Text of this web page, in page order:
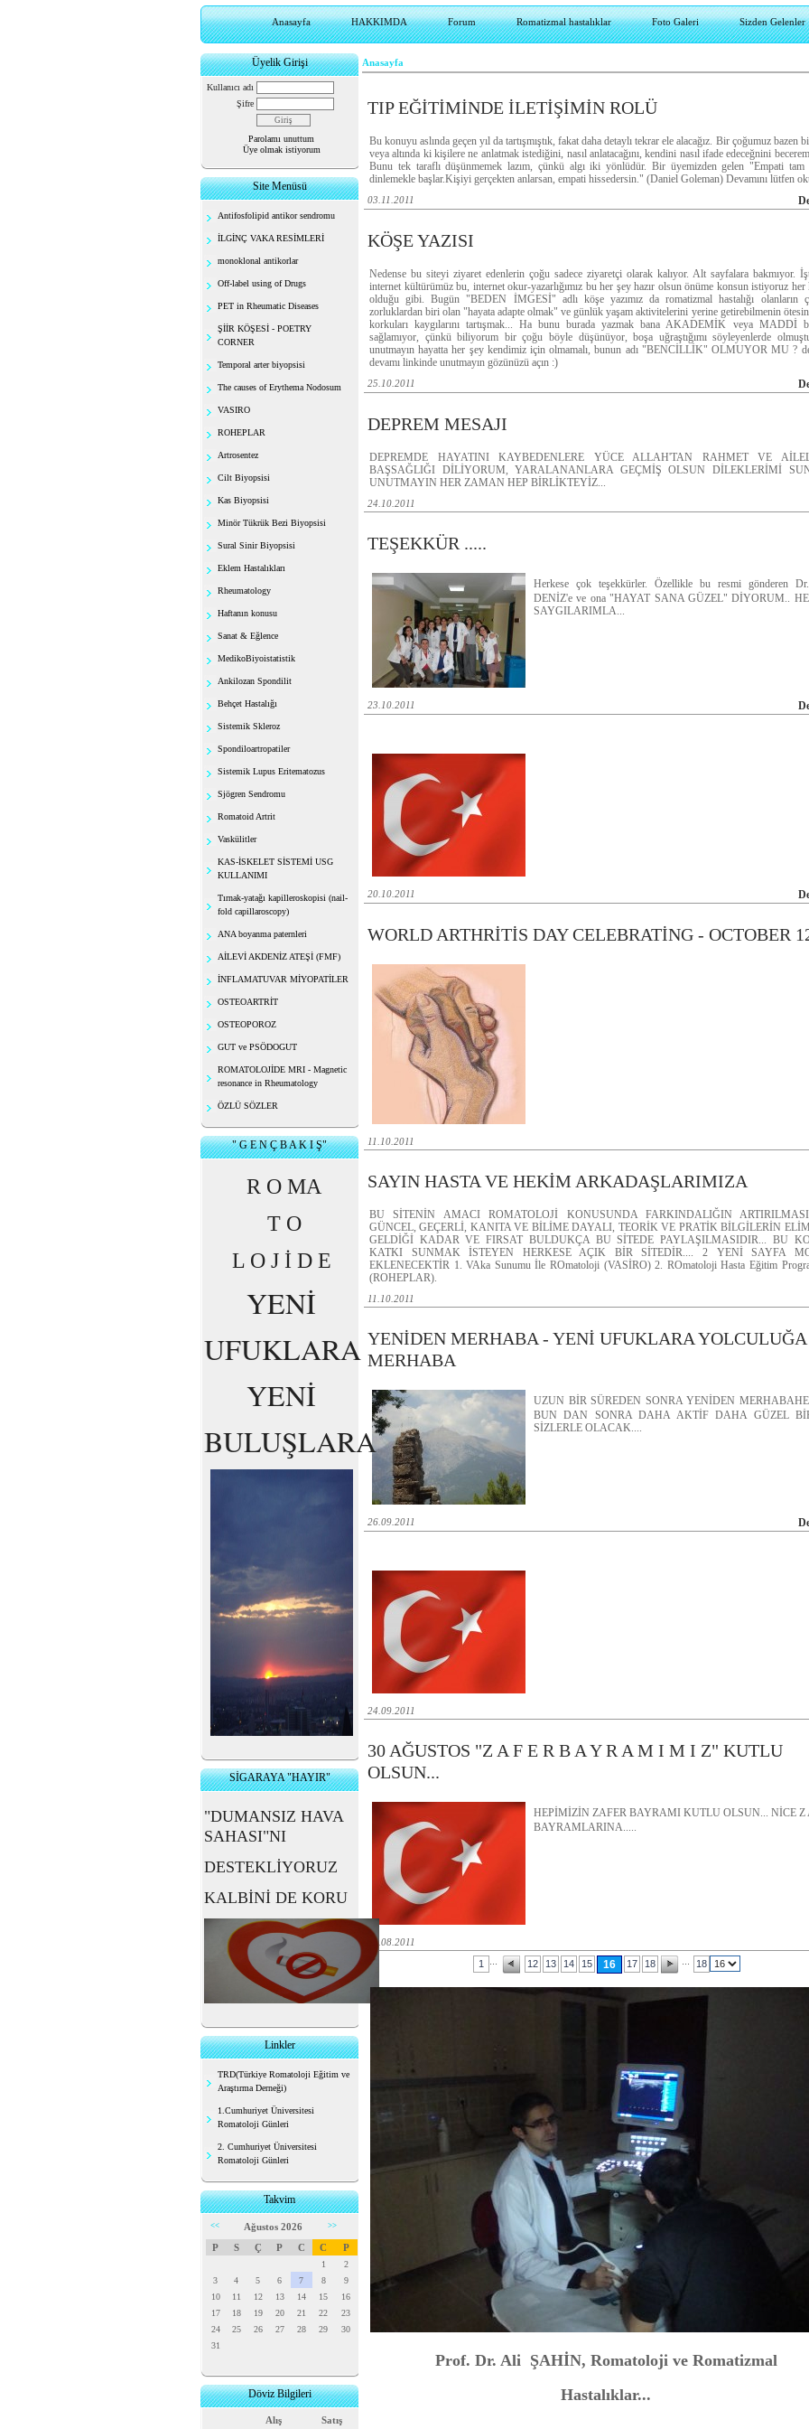
Anasayfa HAKKIMDA Forum Romatizmal hastalıklar Foto Galeri Sizden Gelenler
Üyelik Girişi
Kullanıcı adı
Şifre
Parolamı unuttum
Üye olmak istiyorum
Site Menüsü
Antifosfolipid antikor sendromu
İLGİNÇ VAKA RESİMLERİ
monoklonal antikorlar
Off-label using of Drugs
PET in Rheumatic Diseases
ŞİİR KÖŞESİ - POETRY
CORNER
Temporal arter biyopsisi
The causes of Erythema Nodosum
VASIRO
ROHEPLAR
Artrosentez
Cilt Biyopsisi
Kas Biyopsisi
Minör Tükrük Bezi Biyopsisi
Sural Sinir Biyopsisi
Eklem Hastalıkları
Rheumatology
Haftanın konusu
Sanat & Eğlence
MedikoBiyoistatistik
Ankilozan Spondilit
Behçet Hastalığı
Sistemik Skleroz
Spondiloartropatiler
Sistemik Lupus Eritematozus
Sjögren Sendromu
Romatoid Artrit
Vaskülitler
KAS-İSKELET SİSTEMİ USG
KULLANIMI
Tırnak-yatağı kapilleroskopisi (nail-
fold capillaroscopy)
ANA boyanma paternleri
AİLEVİ AKDENİZ ATEŞİ (FMF)
İNFLAMATUVAR MİYOPATİLER
OSTEOARTRİT
OSTEOPOROZ
GUT ve PSÖDOGUT
ROMATOLOJİDE MRI - Magnetic
resonance in Rheumatology
ÖZLÜ SÖZLER
" G E N Ç B A K I Ş"
R O MA
T O
L O J İ D E
YENİ
UFUKLARA
YENİ
BULUŞLARA
SİGARAYA "HAYIR"
"DUMANSIZ HAVA
SAHASI"NI
DESTEKLİYORUZ
KALBİNİ DE KORU
Linkler
TRD(Türkiye Romatoloji Eğitim ve
Araştırma Derneği)
1.Cumhuriyet Üniversitesi
Romatoloji Günleri
2. Cumhuriyet Üniversitesi
Romatoloji Günleri
Takvim
<< Ağustos 2026 >>
P S Ç P C C P
1
2
3
4 5 6 7 8
9
10
11 12 13 14 15
16
17
18 19 20 21 22
23
24
25 26 27 28 29
30
31
Döviz Bilgileri
Alış Satış
Anasayfa
TIP EĞİTİMİNDE İLETİŞİMİN ROLÜ
Bu konuyu aslında geçen yıl da tartışmıştık, fakat daha detaylı tekrar ele alacağız. Bir çoğumuz bazen
veya altında ki kişilere ne anlatmak istediğini, nasıl anlatacağını, kendini nasıl ifade edeceğnini
Bunu tek taraflı düşünmemek lazım, çünkü algı iki yönlüdür. Bir üyemizden gelen "Empati tam
dinlemekle başlar.Kişiyi gerçekten anlarsan, empati hissedersin." (Daniel Goleman) Devamını lütfen
03.11.2011
KÖŞE YAZISI
Nedense bu siteyi ziyaret edenlerin çoğu sadece ziyaretçi olarak kalıyor. Alt sayfalara bakmıyor.
internet kültürümüz bu, internet okur-yazarlığımız bu her şey hazır olsun önüme konsun istiyoruz her
olduğu gibi. Bugün "BEDEN İMGESİ" adlı köşe yazımız da romatizmal hastalığı olanların
zorluklardan biri olan "hayata adapte olmak" ve günlük yaşam aktivitelerini yerine getirebilmenin
korkuları kaygılarını tartışmak... Ha bunu burada yazmak bana AKADEMİK veya MADDİ
sağlamıyor, çünkü biliyorum bir çoğu böyle düşünüyor, boşa uğraştığımı söyleyenlerde
unutmayın hayatta her şey kendimiz için olmamalı, bunun adı "BENCİLLİK" OLMUYOR MU ?
devamı linkinde unutmayın gözünüzü açın :)
25.10.2011
DEPREM MESAJI
DEPREMDE HAYATINI KAYBEDENLERE YÜCE ALLAH'TAN RAHMET VE
BAŞSAĞLIĞI DİLİYORUM, YARALANANLARA GEÇMİŞ OLSUN DİLEKLERİMİ
UNUTMAYIN HER ZAMAN HEP BİRLİKTEYİZ...
24.10.2011
TEŞEKKÜR .....
Herkese çok teşekkürler. Özellikle bu resmi gönderen
DENİZ'e ve ona "HAYAT SANA GÜZEL" DİYORUM..
SAYGILARIMLA...
23.10.2011
20.10.2011
WORLD ARTHRİTİS DAY CELEBRATİNG - OCTOBER
11.10.2011
SAYIN HASTA VE HEKİM ARKADAŞLARIMIZA
BU SİTENİN AMACI ROMATOLOJİ KONUSUNDA FARKINDALIĞIN
GÜNCEL, GEÇERLİ, KANITA VE BİLİME DAYALI, TEORİK VE PRATİK BİLGİLERİN
GELDİĞİ KADAR VE FIRSAT BULDUKÇA BU SİTEDE PAYLAŞILMASIDIR... BU
KATKI SUNMAK İSTEYEN HERKESE AÇIK BİR SİTEDİR.... 2 YENİ SAYFA
EKLENECEKTİR 1. VAka Sunumu İle ROmatoloji (VASİRO) 2. ROmatoloji Hasta Eğitim
(ROHEPLAR).
11.10.2011
YENİDEN MERHABA - YENİ UFUKLARA YOLCULUĞA
MERHABA
UZUN BİR SÜREDEN SONRA YENİDEN
BUN DAN SONRA DAHA AKTİF DAHA GÜZEL
SİZLERLE OLACAK....
26.09.2011
24.09.2011
30 AĞUSTOS "Z A F E R B A Y R A M I M I Z" KUTLU
OLSUN...
HEPİMİZİN ZAFER BAYRAMI KUTLU OLSUN... NİCE Z
BAYRAMLARINA.....
29.08.2011
1
12 13 14 15 16 17 18 18
Prof. Dr. Ali ŞAHİN, Romatoloji ve Romatizmal
Hastalıklar...